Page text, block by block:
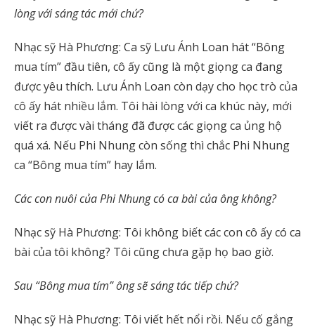
lòng với sáng tác mới chứ?
Nhạc sỹ Hà Phương: Ca sỹ Lưu Ánh Loan hát “Bông
mua tím” đầu tiên, cô ấy cũng là một giọng ca đang
được yêu thích. Lưu Ánh Loan còn dạy cho học trò của
cô ấy hát nhiều lắm. Tôi hài lòng với ca khúc này, mới
viết ra được vài tháng đã được các giọng ca ủng hộ
quá xá. Nếu Phi Nhung còn sống thì chắc Phi Nhung
ca “Bông mua tím” hay lắm.
Các con nuôi của Phi Nhung có ca bài của ông không?
Nhạc sỹ Hà Phương: Tôi không biết các con cô ấy có ca
bài của tôi không? Tôi cũng chưa gặp họ bao giờ.
Sau “Bông mua tím” ông sẽ sáng tác tiếp chứ?
Nhạc sỹ Hà Phương: Tôi viết hết nổi rồi. Nếu cố gắng